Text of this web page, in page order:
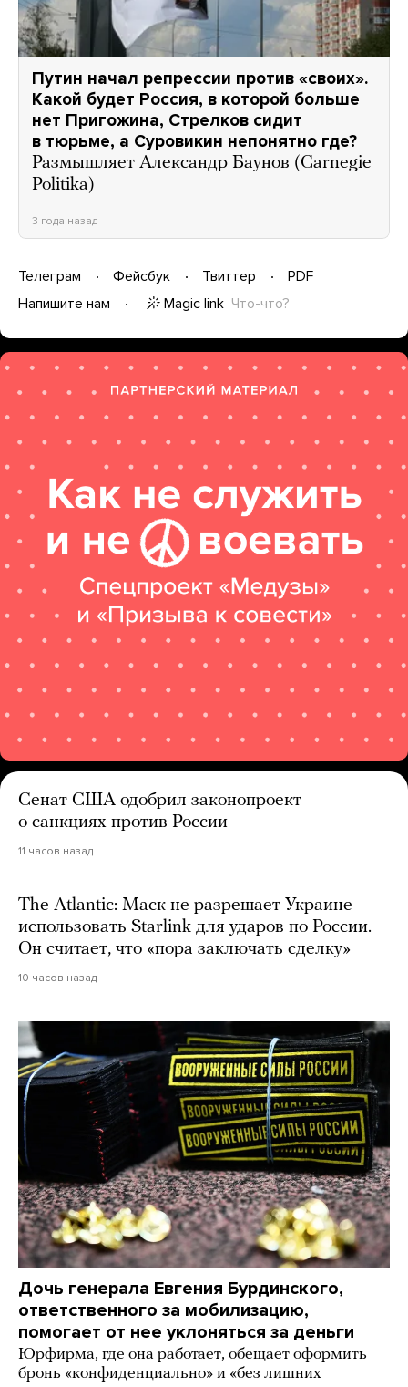
Путин начал репрессии против «своих».
Какой будет Россия, в которой больше
нет Пригожина, Стрелков сидит
в тюрьме, а Суровикин непонятно где?
Размышляет Александр Баунов (Carnegie
Politika)
3 года назад
Телеграм Фейсбук Твиттер
PDF
Напишите нам
Magic link Что-что?
Сенат США одобрил законопроект
о санкциях против России
11 часов назад
The Atlantic: Маск не разрешает Украине
использовать Starlink для ударов по России.
Он считает, что «пора заключать сделку»
10 часов назад
Дочь генерала Евгения Бурдинского,
ответственного за мобилизацию,
помогает от нее уклоняться за деньги
Юрфирма, где она работает, обещает оформить
бронь «конфиденциально» и «без лишних